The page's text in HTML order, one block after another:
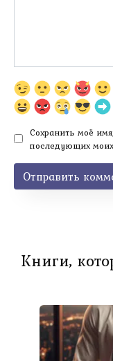
Сохранить моё
последующих
Книги,